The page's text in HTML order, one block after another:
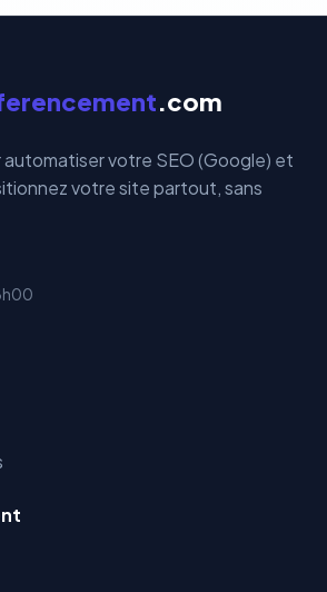
.com
automatiser votre SEO (Google) et
votre site partout, sans